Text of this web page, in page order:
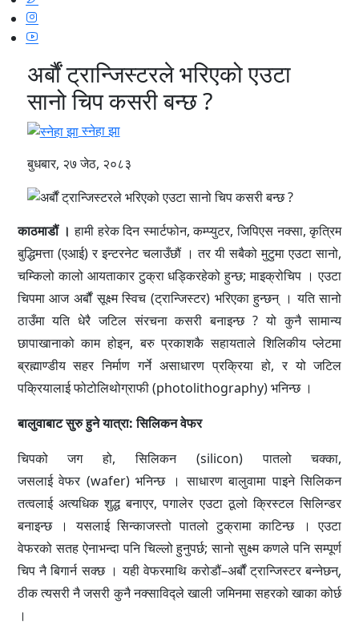
अर्बौं ट्रान्जिस्टरले भरिएको एउटा
सानो चिप कसरी बन्छ ?
स्नेहा झा
बुधबार, २७ जेठ, २०८३
काठमाडौं । हामी हरेक दिन स्मार्टफोन, कम्प्युटर, जिपिएस नक्सा, कृत्रिम
बुद्धिमत्ता (एआई) र इन्टरनेट चलाउँछौं । तर यी सबैको मुटुमा एउटा सानो,
चम्किलो कालो आयताकार टुक्रा धड्किरहेको हुन्छ; माइक्रोचिप । एउटा
चिपमा आज अर्बौं सूक्ष्म स्विच (ट्रान्जिस्टर) भरिएका हुन्छन् । यति सानो
ठाउँमा यति धेरै जटिल संरचना कसरी बनाइन्छ ? यो कुनै सामान्य
छापाखानाको काम होइन, बरु प्रकाशकै सहायताले शिलिकीय प्लेटमा
ब्रह्माण्डीय सहर निर्माण गर्ने असाधारण प्रक्रिया हो, र यो जटिल
पक्रियालाई फोटोलिथोग्राफी (photolithography) भनिन्छ ।
बालुवाबाट सुरु हुने यात्रा: सिलिकन वेफर
चिपको जग हो, सिलिकन (silicon) पातलो चक्का,
जसलाई वेफर (wafer) भनिन्छ । साधारण बालुवामा पाइने सिलिकन
तत्वलाई अत्यधिक शुद्ध बनाएर, पगालेर एउटा ठूलो क्रिस्टल सिलिन्डर
बनाइन्छ । यसलाई सिन्काजस्तो पातलो टुक्रामा काटिन्छ । एउटा
वेफरको सतह ऐनाभन्दा पनि चिल्लो हुनुपर्छ; सानो सुक्ष्म कणले पनि सम्पूर्ण
चिप नै बिगार्न सक्छ । यही वेफरमाथि करोडौं–अर्बौं ट्रान्जिस्टर बन्नेछन्,
ठीक त्यसरी नै जसरी कुनै नक्साविद्ले खाली जमिनमा सहरको खाका कोर्छ
।